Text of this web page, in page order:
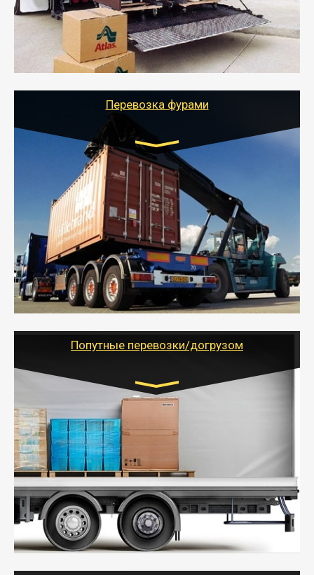
стоимости).
- Тайгер Логистик подберет автотранспорт, быстро и
качественно организует переезд к новому месту
службы или работы с гарантией сохранности груза и
оформлением документов, подтверждающих
Перевозка фурами
Транспорт:
Еврофура Тент от 5 до 10 тонн
грузоподъемность
от 10 000 руб. Возможен догруз
- Доставка фурой до 20 т возможна для больших
объемов грузов, упакованных в коробки, мешки,
паллеты и россыпью в самые отдаленные места
России с гарантией полной сохранности.
- Тайгер Логистик предоставляет услуги по
грузоперевозкам для физических и юридических лиц
Попутные перевозки/догрузом
Транспорт:
Газель (1,5 и 3 тонны), Бычок, Еврофура от 5 до
10 тонн
от 5000 руб. Возможен догруз
- Экономный способ доставить вещи от 200 кг в
другой город - догрузом или попутно. Попутные
грузоперевозки для физлиц, ИП и юрлиц обходятся
дешевле.
- Тайгер Логистик организует доставку
крупногабаритных и личных вещей по нужному